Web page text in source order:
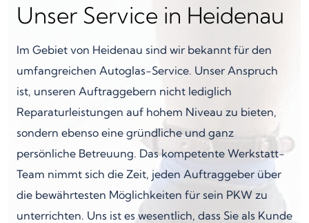
Unser Service in Heidenau
Im Gebiet von Heidenau sind wir bekannt für den
umfangreichen Autoglas-Service. Unser Anspruch
ist, unseren Auftraggebern nicht lediglich
Reparaturleistungen auf hohem Niveau zu bieten,
sondern ebenso eine gründliche und ganz
persönliche Betreuung. Das kompetente Werkstatt-
Team nimmt sich die Zeit, jeden Auftraggeber über
die bewährtesten Möglichkeiten für sein PKW zu
unterrichten. Uns ist es wesentlich, dass Sie als Kunde